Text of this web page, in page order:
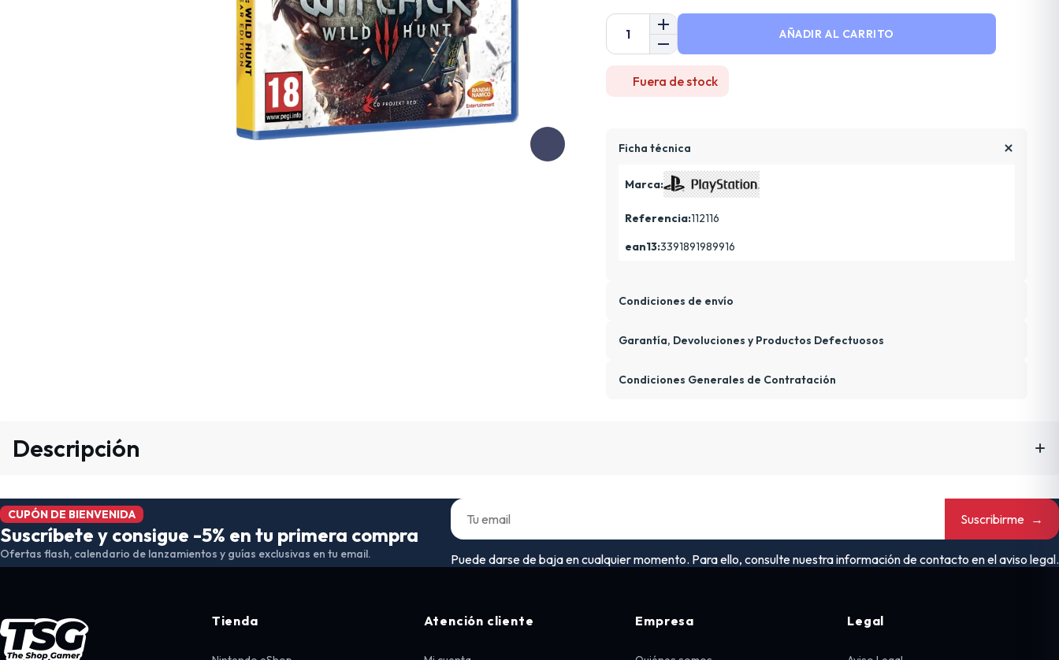
AÑADIR AL CARRITO
Fuera de stock
Ficha técnica
Marca:
Referencia:112116
ean13:3391891989916
Condiciones de envío
Garantía, Devoluciones y Productos Defectuosos
Condiciones Generales de Contratación
Descripción
CUPÓN DE BIENVENIDA
Suscríbete y consigue -5% en tu primera compra
Ofertas flash, calendario de lanzamientos y guías exclusivas en tu email.
Suscribirme →
Puede darse de baja en cualquier momento. Para ello, consulte nuestra información de contacto en el aviso legal.
Tienda Atención cliente Empresa Legal